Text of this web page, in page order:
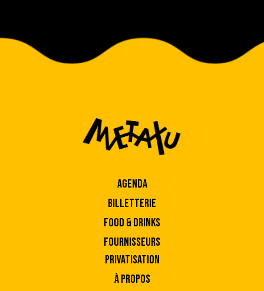
AGENDA
BILLETTERIE
FOOD & DRINKS
FOURNISSEURS
PRIVATISATION
À PROPOS